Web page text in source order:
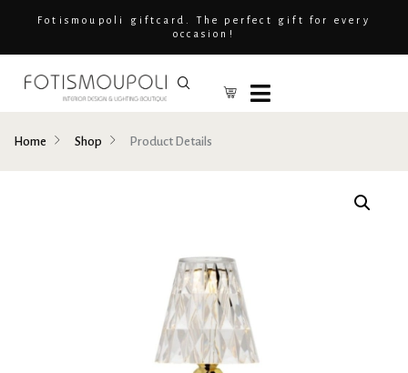
Fotismoupoli giftcard. The perfect gift for every
occasion!
Home Shop Product Details